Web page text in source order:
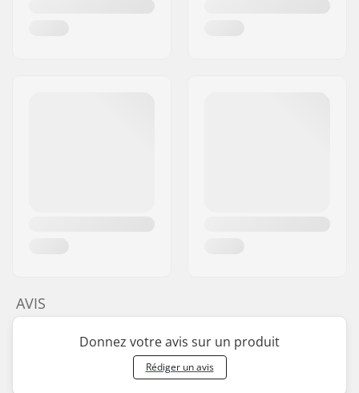
AVIS
Donnez votre avis sur un produit
Rédiger un avis